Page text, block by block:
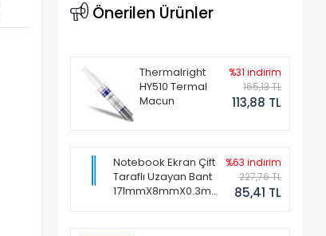
Önerilen Ürünler
Thermalright
HY510 Termal
Macun
%31 indirim
165,13 TL
113,88 TL
Notebook Ekran Çift
Taraflı Uzayan Bant
171mmX8mmX0.3mm
%63 indirim
227,76 TL
85,41 TL